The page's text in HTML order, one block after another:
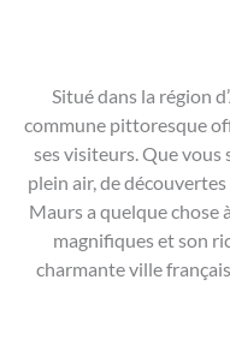
Situé dans la région
commune pittoresque
ses visiteurs. Que vous
plein air, de
Maurs a quelque chose
magnifiques et son
charmante ville